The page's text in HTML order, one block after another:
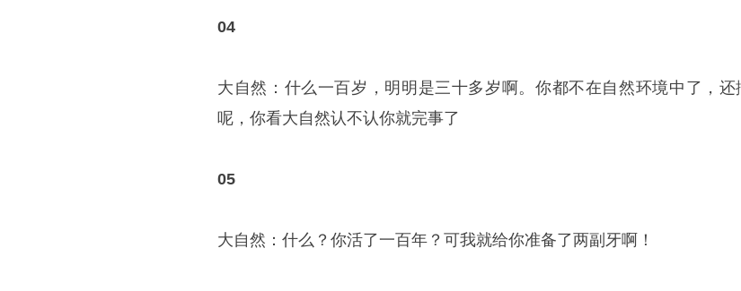
04
大自然：什么一百岁，明明是三十多岁啊。你都不在自然环境中了，还
呢，你看大自然认不认你就完事了
05
大自然：什么？你活了一百年？可我就给你准备了两副牙啊！